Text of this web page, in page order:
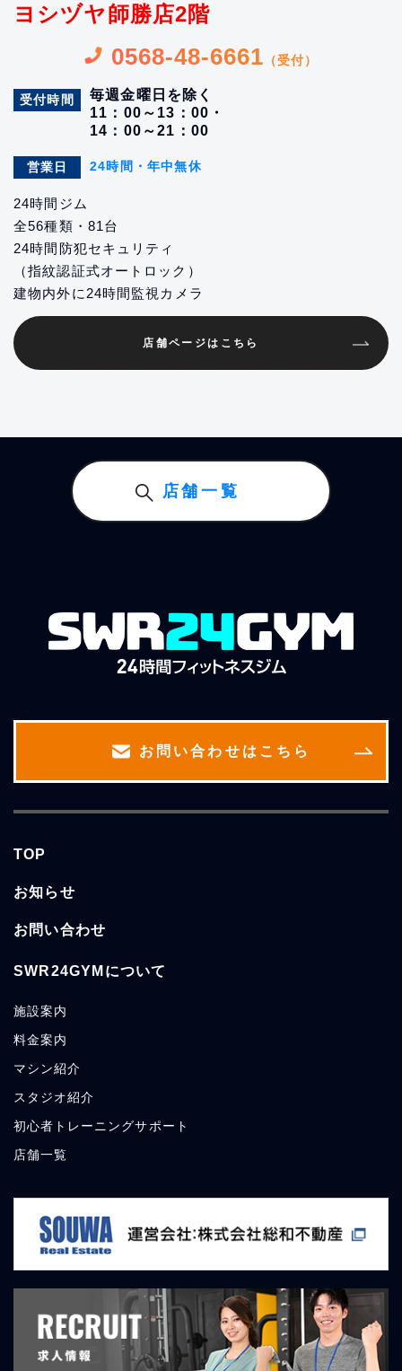
ヨシヅヤ師勝店2階
0568-48-6661 （受付）
受付時間
毎週金曜日を除く
11：00～13：00・
14：00～21：00
営業日 24時間・年中無休
24時間ジム
全56種類・81台
24時間防犯セキュリティ
（指紋認証式オートロック）
建物内外に24時間監視カメラ
店舗ページはこちら
店舗一覧
お問い合わせはこちら
TOP
お知らせ
お問い合わせ
SWR24GYMについて
施設案内
料金案内
マシン紹介
スタジオ紹介
初心者トレーニングサポート
店舗一覧